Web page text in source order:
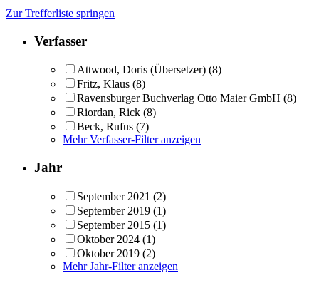
Zur Trefferliste springen
Verfasser
Attwood, Doris (Übersetzer) (8)
Fritz, Klaus (8)
Ravensburger Buchverlag Otto Maier GmbH (8)
Riordan, Rick (8)
Beck, Rufus (7)
Mehr Verfasser-Filter anzeigen
Jahr
September 2021 (2)
September 2019 (1)
September 2015 (1)
Oktober 2024 (1)
Oktober 2019 (2)
Mehr Jahr-Filter anzeigen